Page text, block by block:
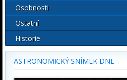
Osobnosti
Ostatní
Historie
ASTRONOMICKÝ SNÍMEK DNE